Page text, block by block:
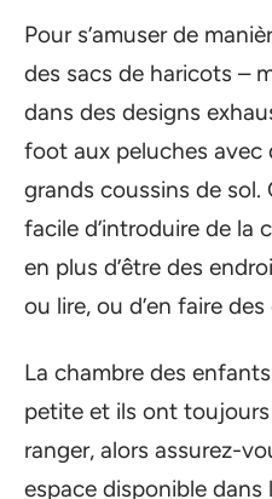
Pour s’amuser de
des sacs de haricots –
dans des designs
foot aux peluches avec
grands coussins de
facile d’introduire de la
en plus d’être des
ou lire, ou d’en faire
La chambre des
petite et ils ont
ranger, alors assurez-
espace disponible dans